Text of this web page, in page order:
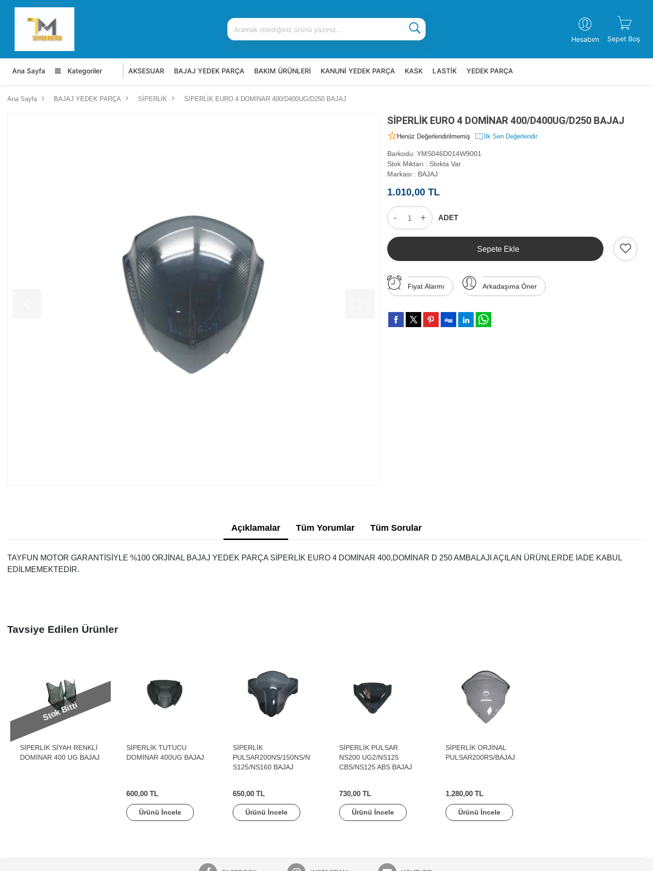
Hesabım Sepet Boş
Ana Sayfa Kategoriler AKSESUAR BAJAJ YEDEK PARÇA BAKIM ÜRÜNLERİ KANUNİ YEDEK PARÇA KASK LASTİK YEDEK PARÇA
Ana Sayfa BAJAJ YEDEK PARÇA SİPERLİK SİPERLİK EURO 4 DOMİNAR 400/D400UG/D250 BAJAJ
SİPERLİK EURO 4 DOMİNAR 400/D400UG/D250 BAJAJ
Henüz Değerlendirilmemiş İlk Sen Değerlendir
Barkodu: YMS046D014W9001
Stok Miktarı : Stokta Var
Markası : BAJAJ
1.010,00 TL
- + ADET
Sepete Ekle
Fiyat Alarmı Arkadaşıma Öner
Açıklamalar Tüm Yorumlar Tüm Sorular
TAYFUN MOTOR GARANTİSİYLE %100 ORJİNAL BAJAJ YEDEK PARÇA SİPERLİK EURO 4 DOMİNAR 400,DOMİNAR D 250 AMBALAJI AÇILAN ÜRÜNLERDE İADE KABUL
EDİLMEMEKTEDİR.
Tavsiye Edilen Ürünler
Stok Bitti
SİPERLİK SİYAH RENKLİ
DOMİNAR 400 UG BAJAJ
SİPERLİK TUTUCU
DOMİNAR 400UG BAJAJ
600,00 TL
Ürünü İncele
SİPERLİK
PULSAR200NS/150NS/N
S125/NS160 BAJAJ
650,00 TL
Ürünü İncele
SİPERLİK PULSAR
NS200 UG2/NS125
CBS/NS125 ABS BAJAJ
730,00 TL
Ürünü İncele
SİPERLİK ORJİNAL
PULSAR200RS/BAJAJ
1.280,00 TL
Ürünü İncele